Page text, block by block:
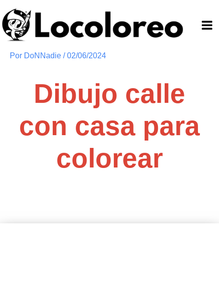
al
contenido
Por DoNNadie /02/06/2024
Dibujo calle
con casa para
colorear